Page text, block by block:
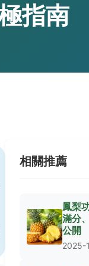
指南
相關推薦
鳳梨
滿分
公開
2025-